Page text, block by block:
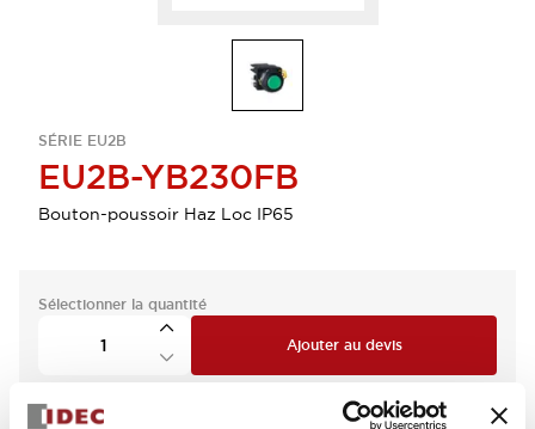
SÉRIE EU2B
EU2B-YB230FB
Bouton-poussoir Haz Loc IP65
Sélectionner la quantité
Ajouter au devis